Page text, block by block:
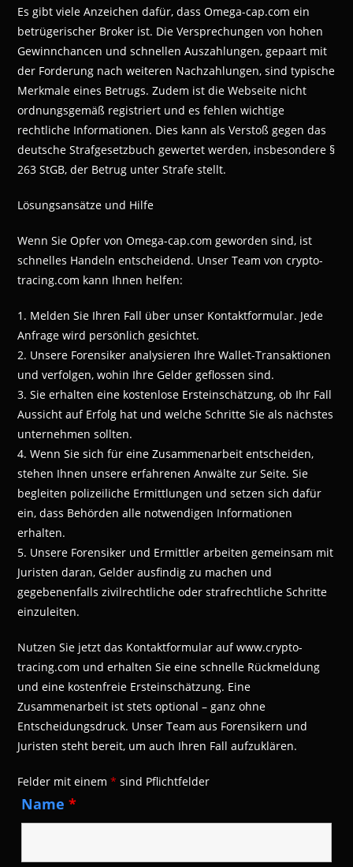
Es gibt viele Anzeichen dafür, dass Omega-cap.com ein
betrügerischer Broker ist. Die Versprechungen von hohen
Gewinnchancen und schnellen Auszahlungen, gepaart mit
der Forderung nach weiteren Nachzahlungen, sind typische
Merkmale eines Betrugs. Zudem ist die Webseite nicht
ordnungsgemäß registriert und es fehlen wichtige
rechtliche Informationen. Dies kann als Verstoß gegen das
deutsche Strafgesetzbuch gewertet werden, insbesondere §
263 StGB, der Betrug unter Strafe stellt.
Lösungsansätze und Hilfe
Wenn Sie Opfer von Omega-cap.com geworden sind, ist
schnelles Handeln entscheidend. Unser Team von crypto-
tracing.com kann Ihnen helfen:
1. Melden Sie Ihren Fall über unser Kontaktformular. Jede
Anfrage wird persönlich gesichtet.
2. Unsere Forensiker analysieren Ihre Wallet-Transaktionen
und verfolgen, wohin Ihre Gelder geflossen sind.
3. Sie erhalten eine kostenlose Ersteinschätzung, ob Ihr Fall
Aussicht auf Erfolg hat und welche Schritte Sie als nächstes
unternehmen sollten.
4. Wenn Sie sich für eine Zusammenarbeit entscheiden,
stehen Ihnen unsere erfahrenen Anwälte zur Seite. Sie
begleiten polizeiliche Ermittlungen und setzen sich dafür
ein, dass Behörden alle notwendigen Informationen
erhalten.
5. Unsere Forensiker und Ermittler arbeiten gemeinsam mit
Juristen daran, Gelder ausfindig zu machen und
gegebenenfalls zivilrechtliche oder strafrechtliche Schritte
einzuleiten.
Nutzen Sie jetzt das Kontaktformular auf www.crypto-
tracing.com und erhalten Sie eine schnelle Rückmeldung
und eine kostenfreie Ersteinschätzung. Eine
Zusammenarbeit ist stets optional – ganz ohne
Entscheidungsdruck. Unser Team aus Forensikern und
Juristen steht bereit, um auch Ihren Fall aufzuklären.
Felder mit einem* sind Pflichtfelder
Name*